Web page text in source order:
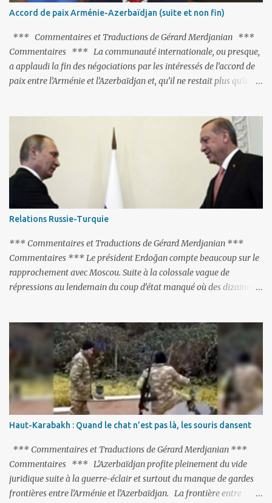
de les traîner en justice. Et comme les politiciens ne lui suffisent
pas, il s'attaque aux dignitaires de l'Église arménienne, les...
Accord de paix Arménie-Azerbaïdjan (suite et non fin)
*** Commentaires et Traductions de Gérard Merdjanian ***
Commentaires *** La communauté internationale, ou presque,
a applaudi la fin des négociations par les intéressés de l’accord de
paix entre l’Arménie et l’Azerbaïdjan et, qu’il ne restait plus qu’à le
Les deux points non résolus portaient sur la renonciation aux
revendications internationales mutuelles et sur l'abstention de
déployer des représentants d'autres pays le long de la frontière
entre l'Arménie et l'Azerbaïdjan. C’est chose faite, l’Arménie a
accepté. Comme on pouvait s’y attendre, Bakou a posé de
nouvelles conditions préalables : 1- L’Arménie doit demander la
dissolution du Groupe de Minsk de l’OSCE ; 2- et surtout, elle doit
changer sa Constitution en supprimant toute allusion au
‘Karabakh’. Su...
Relations Russie-Turquie
*** Commentaires et Traductions de Gérard Merdjanian ***
Commentaires *** Le président Erdoğan compte beaucoup sur le
rapprochement avec Moscou. Suite à la colossale vague de
répressions au lendemain du coup d’état manqué où des dizaines
fermés, ses relations avec les Occidentaux se sont notablement
refroidies ; Moscou s’était abstenu de critiquer Ankara sur cette
purge massive. Avec en perspective, une épée de Damoclès
suspendue au-dessus de la tête - la fin des négociations d’adhésion
à l’UE si la peine de mort est rétablie ; Et des menaces non voilées
envers les Etats-Unis : «Si Gülen n'est pas extradé, les États-Unis
sacrifieront les relations bilatérales à cause de ce terroriste» , a
prévenu le ministre turc de la Justice, Bekir Bozdag.
Haut-Karabakh : Quand le chat n’est pas là, les souris dansent
*** Commentaires et Traductions de Gérard Merdjanian ***
Commentaires *** L’Azerbaïdjan profite pleinement du vide
juridique suite à la guerre-éclair et surtout du manque de gardes
frontières entre l’Arménie et l’Azerbaïdjan. La frontière entre